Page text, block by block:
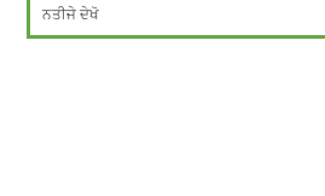
ਨਤੀਜੇ ਦੇਖੋ